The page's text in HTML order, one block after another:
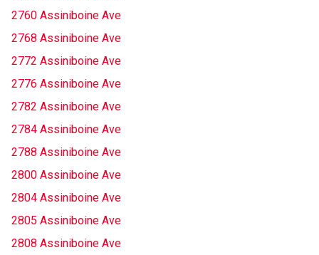
2760 Assiniboine Ave
2768 Assiniboine Ave
2772 Assiniboine Ave
2776 Assiniboine Ave
2782 Assiniboine Ave
2784 Assiniboine Ave
2788 Assiniboine Ave
2800 Assiniboine Ave
2804 Assiniboine Ave
2805 Assiniboine Ave
2808 Assiniboine Ave